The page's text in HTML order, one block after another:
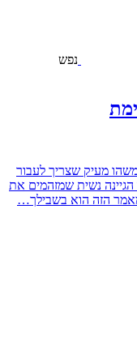
נפש
מעיק שצריך לעבור
נשית שמזהמים את
הזה הוא בשבילך…